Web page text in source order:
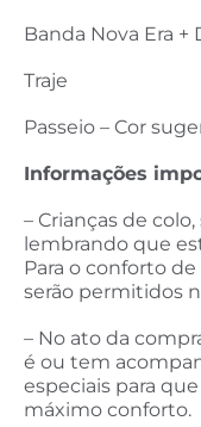
Banda Nova Era +
Traje
Passeio – Cor
Informações
– Crianças de
lembrando que
Para o conforto
serão permitidos
– No ato da
é ou tem
especiais para
máximo conforto.